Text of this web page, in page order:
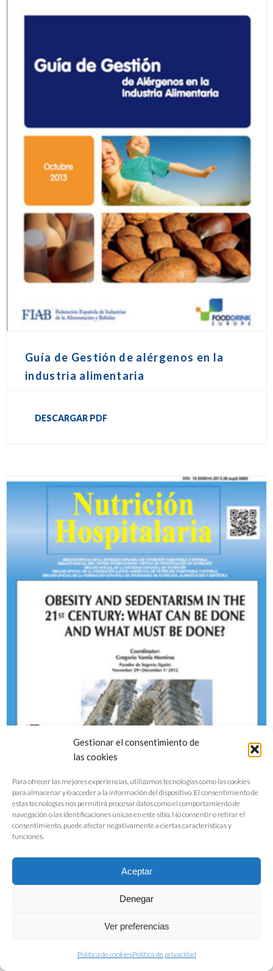
Gestionar el consentimiento de
las cookies
Para ofrecer las mejores experiencias, utilizamos tecnologías como las cookies
para almacenar y/o acceder a la información del dispositivo. El consentimiento de
estas tecnologías nos permitirá procesar datos como el comportamiento de
navegación o las identificaciones únicas en este sitio. No consentir o retirar el
consentimiento, puede afectar negativamente a ciertas características y
funciones.
Aceptar
Denegar
Ver preferencias
Política de cookiesPolítica de privacidad
Guía de Gestión de alérgenos en la
industria alimentaria
DESCARGAR PDF
Obesidad y Sedentarismo en el s.XXI
DESCARGAR PDF